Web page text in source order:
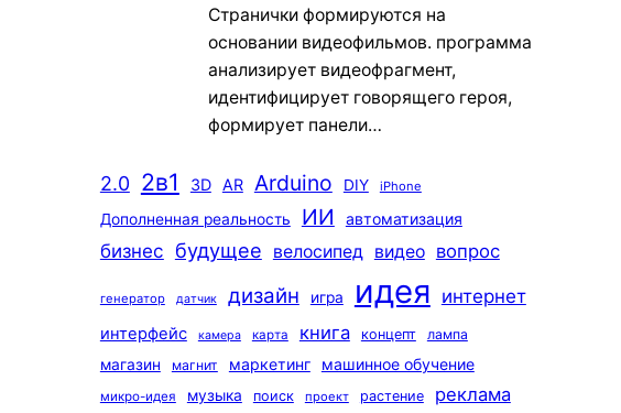
Странички формируются на
основании видеофильмов. программа
анализирует видеофрагмент,
идентифицирует говорящего героя,
формирует панели…
2.0 2в1 3D AR Arduino DIY iPhone
Дополненная реальность ИИ автоматизация
бизнес будущее велосипед видео вопрос
генератор датчик дизайн игра идея интернет
интерфейс камера карта книга концепт лампа
магазин магнит маркетинг машинное обучение
микро-идея музыка поиск проект растение реклама